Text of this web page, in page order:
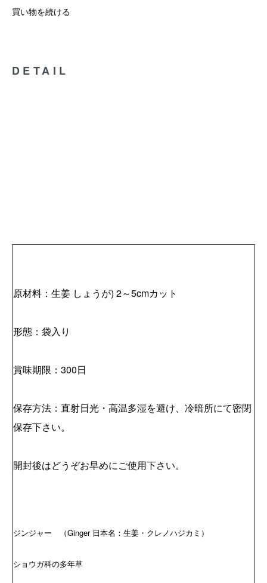
買い物を続ける
DETAIL
原材料：生姜 しょうが) 2～5cmカット
形態：袋入り
賞味期限：300日
保存方法：直射日光・高温多湿を避け、冷暗所にて密閉
保存下さい。
開封後はどうぞお早めにご使用下さい。
ジンジャー （Ginger 日本名：生姜・クレノハジカミ）
ショウガ科の多年草